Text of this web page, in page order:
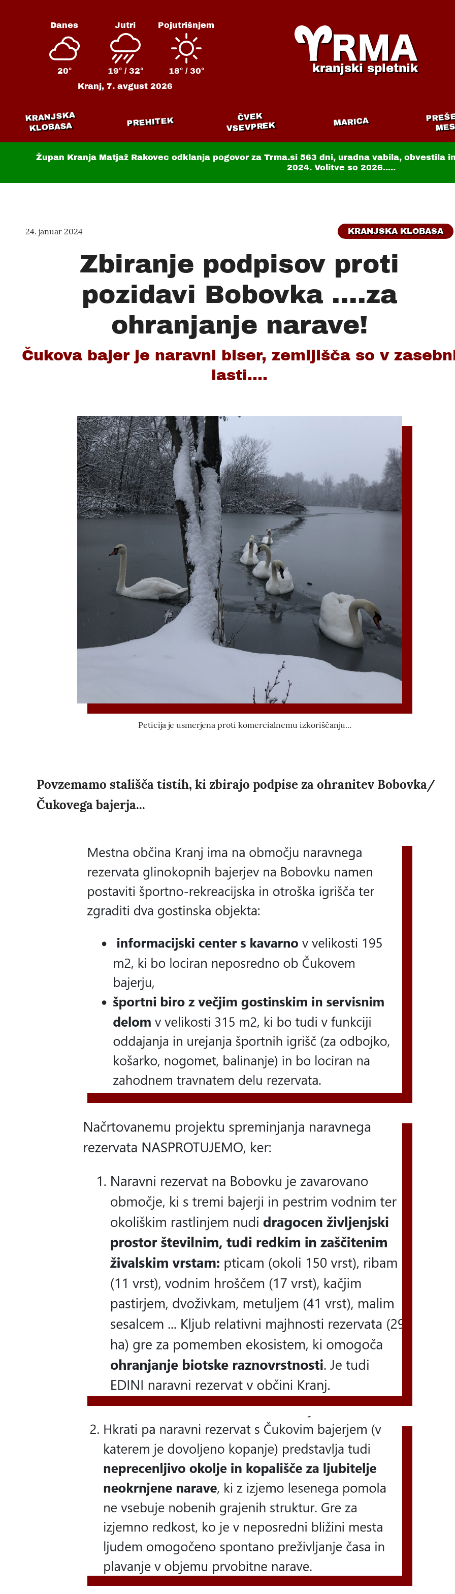
Danes
20°
Jutri
19° / 32°
Pojutrišnjem
18° / 30°
Kranj,7. avgust 2026
kranjski spletnik
KRANJSKA
KLOBASA PREHITEK ČVEK
VSEVPREK MARICA
Župan Kranja Matjaž Rakovec odklanja pogovor za Trma.si 563 dni, uradna vabila, obvestila
2024. Volitve so 2026.....
24. januar 2024 KRANJSKA KLOBASA
Zbiranje podpisov proti
pozidavi Bobovka ....za
ohranjanje narave!
Čukova bajer je naravni biser, zemljišča so v
lasti....
Peticija je usmerjena proti komercialnemu izkoriščanju...
Povzemamo stališča tistih, ki zbirajo podpise za ohranitev Bobovka/
Čukovega bajerja...